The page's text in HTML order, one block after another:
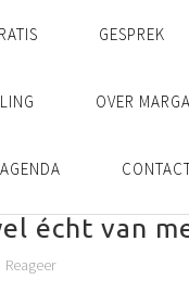
GESPREK
OVER MARGA
AGENDA
écht van
Reageer